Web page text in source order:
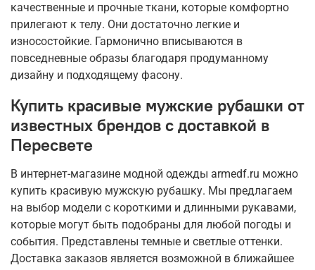
качественные и прочные ткани, которые комфортно
прилегают к телу. Они достаточно легкие и
износостойкие. Гармонично вписываются в
повседневные образы благодаря продуманному
дизайну и подходящему фасону.
Купить красивые мужские рубашки от
известных брендов с доставкой в
Пересвете
В интернет-магазине модной одежды armedf.ru можно
купить красивую мужскую рубашку. Мы предлагаем
на выбор модели с короткими и длинными рукавами,
которые могут быть подобраны для любой погоды и
события. Представлены темные и светлые оттенки.
Доставка заказов является возможной в ближайшее